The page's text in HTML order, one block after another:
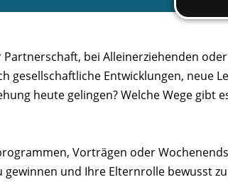
bei Alleinerziehenden
gesellschaftliche Entwicklungen, neue
heute gelingen? Welche Wege gibt
Vorträgen oder
und Ihre Elternrolle bewusst